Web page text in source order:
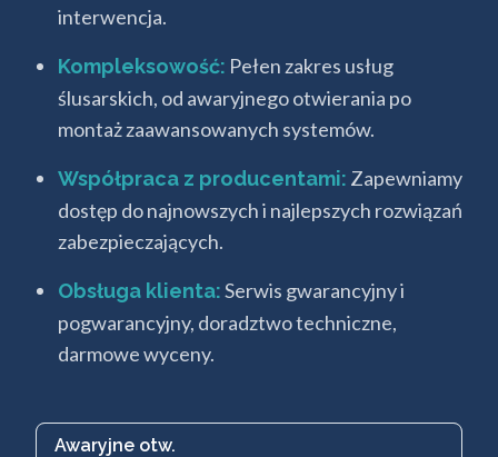
interwencja.
Kompleksowość: Pełen zakres usług
ślusarskich, od awaryjnego otwierania po
montaż zaawansowanych systemów.
Współpraca z producentami: Zapewniamy
dostęp do najnowszych i najlepszych rozwiązań
zabezpieczających.
Obsługa klienta:Serwis gwarancyjny i
pogwarancyjny, doradztwo techniczne,
darmowe wyceny.
Awaryjne otw.